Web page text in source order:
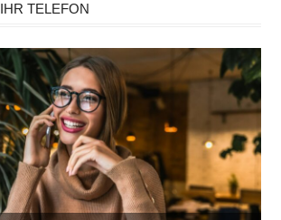
IHR TELEFON